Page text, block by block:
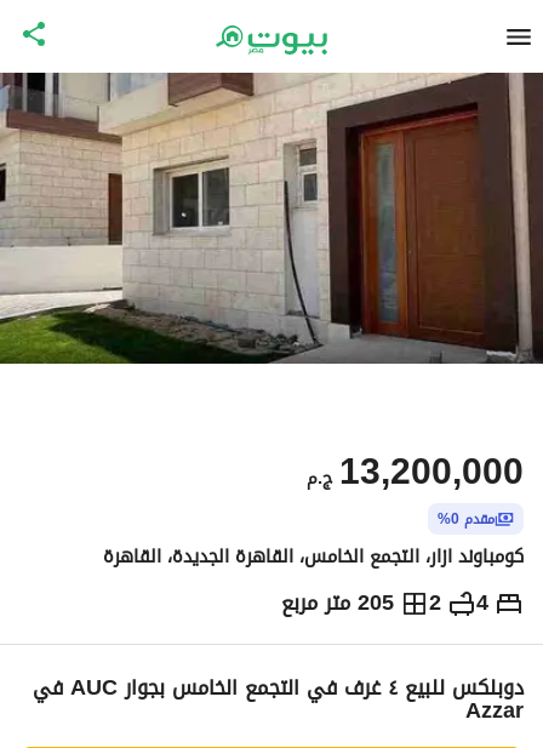
ج.م 13,200,000
مقدم 0%
كومباوند ازار، التجمع الخامس، القاهرة الجديدة، القاهرة
4
2 205 متر مربع ج.م13,200,000
التفاصيل الاتجاهات والمؤشرات رهن عقاري دوبلكس للبيع ٤ غرف في التجمع الخامس بجوار AUC في
Azzar